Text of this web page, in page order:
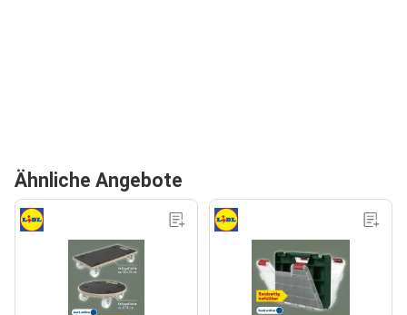
Ähnliche Angebote